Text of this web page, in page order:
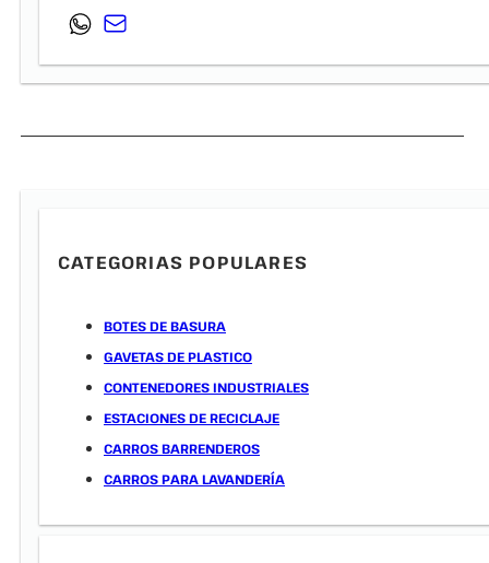
CATEGORIAS POPULARES
BOTES DE BASURA
GAVETAS DE PLASTICO
CONTENEDORES INDUSTRIALES
ESTACIONES DE RECICLAJE
CARROS BARRENDEROS
CARROS PARA LAVANDERÍA